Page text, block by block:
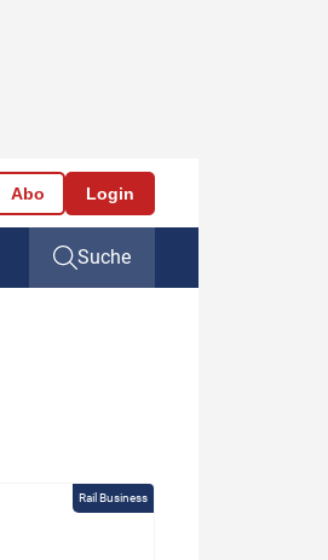
Abo Login
Suche
Rail Business